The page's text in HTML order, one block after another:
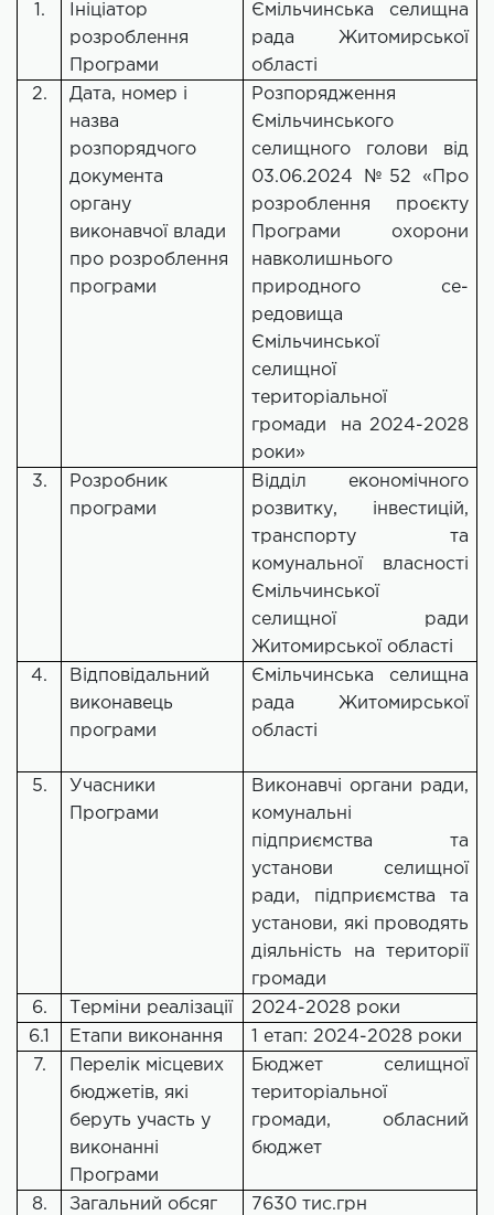
1.
Ініціатор
розроблення
Програми
Ємільчинська селищна
рада Житомирської
області
2.
Дата, номер і
назва
розпорядчого
документа
органу
виконавчої влади
про розроблення
програми
Розпорядження
Ємільчинського
селищного голови від
03.06.2024 №52 «Про
розроблення проєкту
Програми охорони
навколишнього
природного се-
редовища
Ємільчинської
селищної
територіальної
громади на 2024-2028
роки»
3.
Розробник
програми
Відділ економічного
розвитку, інвестицій,
транспорту та
комунальної власності
Ємільчинської
селищної ради
Житомирської області
4.
Відповідальний
виконавець
програми
Ємільчинська селищна
рада Житомирської
області
5.
Учасники
Програми
Виконавчі органи ради,
комунальні
підприємства та
установи селищної
ради, підприємства та
установи, які проводять
діяльність на території
громади
6.
Терміни реалізації
2024-2028 роки
6.1
Етапи виконання
1 етап: 2024-2028 роки
7.
Перелік місцевих
бюджетів, які
беруть участь у
виконанні
Програми
Бюджет селищної
територіальної
громади, обласний
бюджет
8.
Загальний обсяг
7630 тис.грн